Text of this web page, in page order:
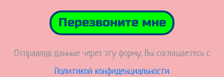
Перезвоните мне
Отправляя данные через эту форму, Вы соглашаетесь с
Политикой конфиденциальности